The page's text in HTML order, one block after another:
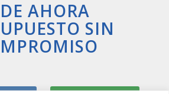
AHORA
SIN